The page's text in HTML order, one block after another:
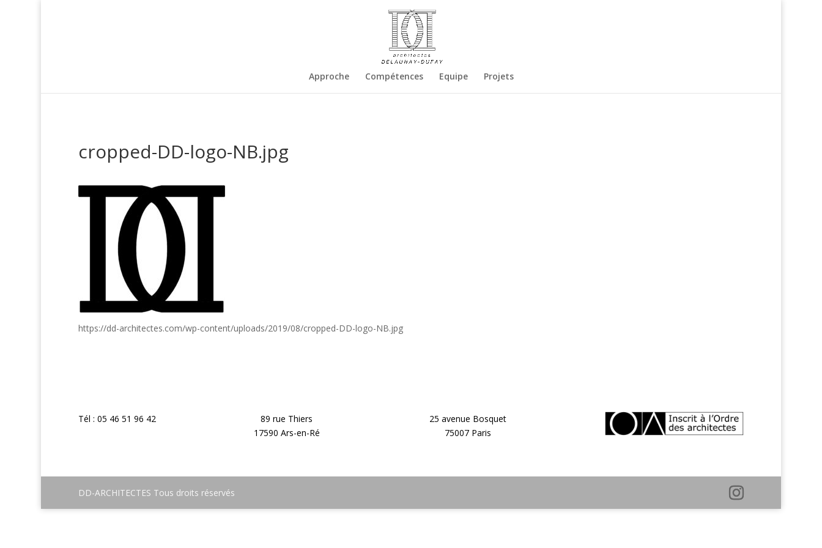
Approche Compétences Equipe Projets
cropped-DD-logo-NB.jpg
https://dd-architectes.com/wp-content/uploads/2019/08/cropped-DD-logo-NB.jpg
Tél : 05 46 51 96 42
89 rue Thiers
17590 Ars-en-Ré
25 avenue Bosquet
75007 Paris
DD-ARCHITECTES Tous droits réservés